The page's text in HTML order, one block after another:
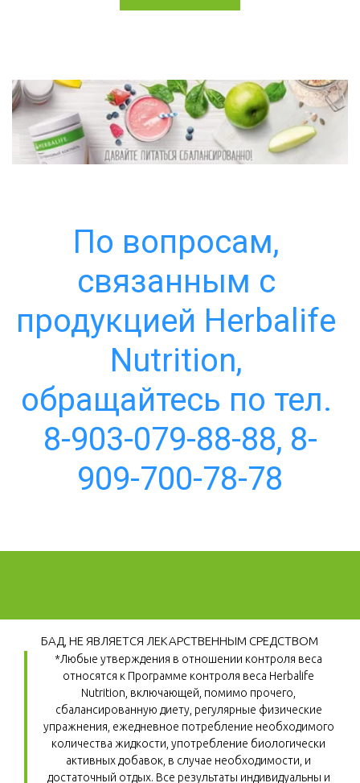
По вопросам,
связанным с
продукцией Herbalife
Nutrition,
обращайтесь по тел.
8-903-079-88-88, 8-
909-700-78-78
БАД, НЕ ЯВЛЯЕТСЯ ЛЕКАРСТВЕННЫМ СРЕДСТВОМ
*Любые утверждения в отношении контроля веса
относятся к Программе контроля веса Herbalife
Nutrition, включающей, помимо прочего,
сбалансированную диету, регулярные физические
упражнения, ежедневное потребление необходимого
количества жидкости, употребление биологически
активных добавок, в случае необходимости, и
достаточный отдых. Все результаты индивидуальны и